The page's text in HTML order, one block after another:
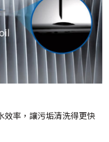
效率，讓污垢清洗得更快